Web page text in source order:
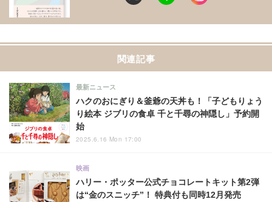
関連記事
ハクのおにぎり＆釜爺の天丼も！「子どもりょう
り絵本 ジブリの食卓 千と千尋の神隠し」予約開
始
最新ニュース
2025.6.16 Mon 17:00
ハリー・ポッター公式チョコレートキット第2弾
は“金のスニッチ”！ 特典付も同時12月発売
映画